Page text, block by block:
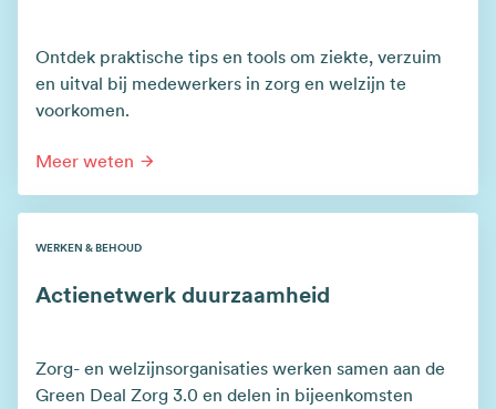
Ontdek praktische tips en tools om ziekte, verzuim
en uitval bij medewerkers in zorg en welzijn te
voorkomen.
Meer weten
Actienetwerk duurzaamheid
WERKEN & BEHOUD
Zorg- en welzijnsorganisaties werken samen aan de
Green Deal Zorg 3.0 en delen in bijeenkomsten